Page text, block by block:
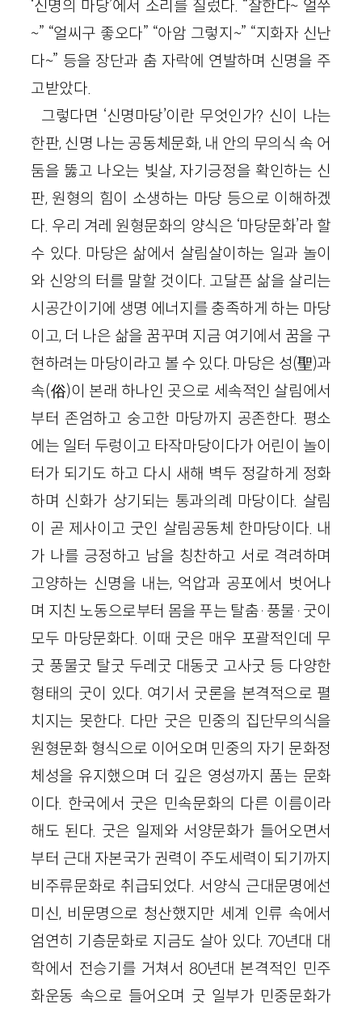
‘신명의 마당’에서 소리를 질렀다. “잘한다~ 얼쑤
~” “얼씨구 좋오다” “아암 그렇지~” “지화자 신난
다~” 등을 장단과 춤 자락에 연발하며 신명을 주
고받았다.
그렇다면 ‘신명마당’이란 무엇인가? 신이 나는
한판, 신명 나는 공동체문화, 내 안의 무의식 속 어
둠을 뚫고 나오는 빛살, 자기긍정을 확인하는 신
판, 원형의 힘이 소생하는 마당 등으로 이해하겠
다. 우리 겨레 원형문화의 양식은 ‘마당문화’라 할
수 있다. 마당은 삶에서 살림살이하는 일과 놀이
와 신앙의 터를 말할 것이다. 고달픈 삶을 살리는
시공간이기에 생명 에너지를 충족하게 하는 마당
이고, 더 나은 삶을 꿈꾸며 지금 여기에서 꿈을 구
현하려는 마당이라고 볼 수 있다. 마당은 성(聖)과
속(俗)이 본래 하나인 곳으로 세속적인 살림에서
부터 존엄하고 숭고한 마당까지 공존한다. 평소
에는 일터 두렁이고 타작마당이다가 어린이 놀이
터가 되기도 하고 다시 새해 벽두 정갈하게 정화
하며 신화가 상기되는 통과의례 마당이다. 살림
이 곧 제사이고 굿인 살림공동체 한마당이다. 내
가 나를 긍정하고 남을 칭찬하고 서로 격려하며
고양하는 신명을 내는, 억압과 공포에서 벗어나
며 지친 노동으로부터 몸을 푸는 탈춤·풍물·굿이
모두 마당문화다. 이때 굿은 매우 포괄적인데 무
굿 풍물굿 탈굿 두레굿 대동굿 고사굿 등 다양한
형태의 굿이 있다. 여기서 굿론을 본격적으로 펼
치지는 못한다. 다만 굿은 민중의 집단무의식을
원형문화 형식으로 이어오며 민중의 자기 문화정
체성을 유지했으며 더 깊은 영성까지 품는 문화
이다. 한국에서 굿은 민속문화의 다른 이름이라
해도 된다. 굿은 일제와 서양문화가 들어오면서
부터 근대 자본국가 권력이 주도세력이 되기까지
비주류문화로 취급되었다. 서양식 근대문명에선
미신, 비문명으로 청산했지만 세계 인류 속에서
엄연히 기층문화로 지금도 살아 있다. 70년대 대
학에서 전승기를 거쳐서 80년대 본격적인 민주
화운동 속으로 들어오며 굿 일부가 민중문화가